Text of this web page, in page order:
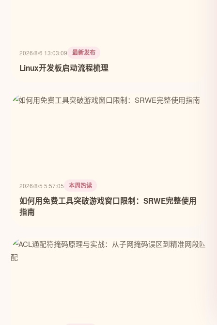
2026/8/6 13:03:09 最新发布
Linux开发板启动流程梳理
2026/8/5 5:57:05 本周热读
如何用免费工具突破游戏窗口限制：SRWE完整使用
指南